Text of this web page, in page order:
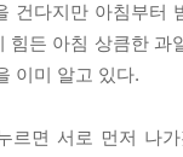
이 있다. 지나고 나
이 성장하고 또 내가
건다지만 아침부
힘든 아침 상큼한 과
이미 알고 있다.
르면 서로 먼저 나